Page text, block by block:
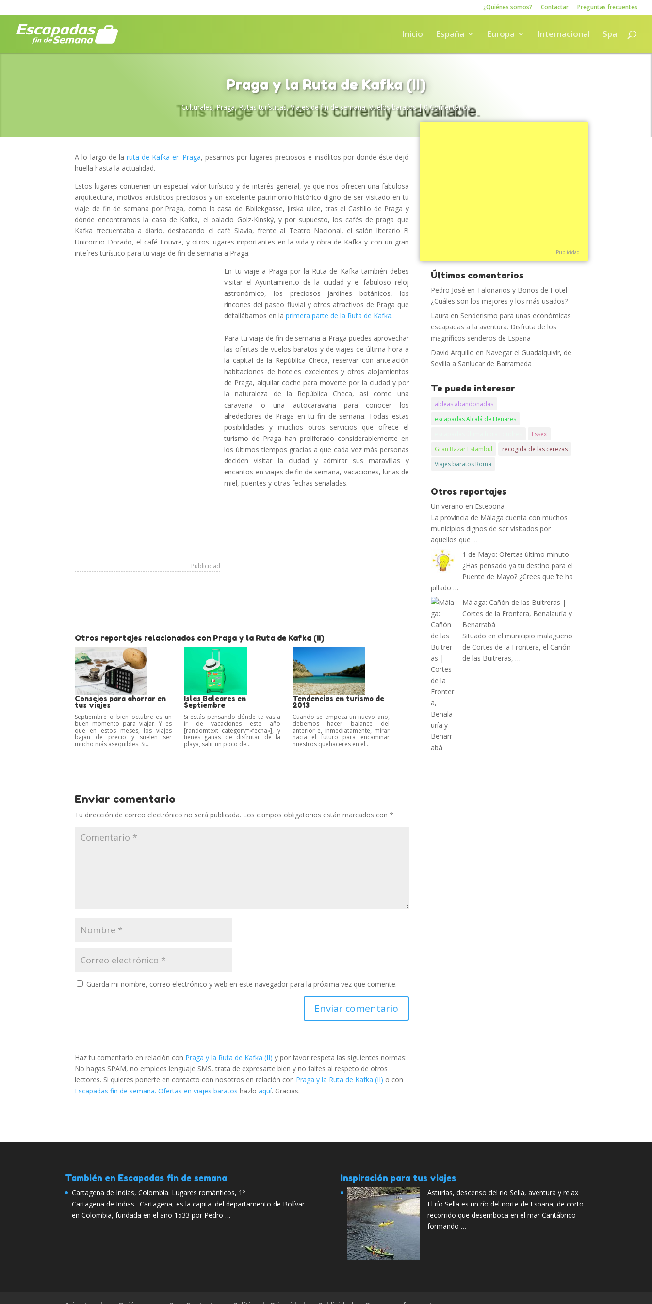
¿Quiénes somos? Contactar Preguntas frecuentes
Inicio España Europa Internacional Spa
Praga y la Ruta de Kafka (II)
Culturales,Praga,Rutas turísticas,Viajes de fin de semana,Vuelos baratos|0 Comentarios
A lo largo de la ruta de Kafka en Praga, pasamos por lugares preciosos e insólitos por donde éste dejó
huella hasta la actualidad.
Estos lugares contienen un especial valor turístico y de interés general, ya que nos ofrecen una fabulosa
arquitectura, motivos artísticos preciosos y un excelente patrimonio histórico digno de ser visitado en tu
viaje de fin de semana por Praga, como la casa de Bbilekgasse, Jirska ulice, tras el Castillo de Praga y
dónde encontramos la casa de Kafka, el palacio Golz-Kinský, y por supuesto, los cafés de praga que
Kafka frecuentaba a diario, destacando el café Slavia, frente al Teatro Nacional, el salón literario El
Unicornio Dorado, el café Louvre, y otros lugares importantes en la vida y obra de Kafka y con un gran
inte´res turístico para tu viaje de fin de semana a Praga.
Publicidad
En tu viaje a Praga por la Ruta de Kafka también debes
visitar el Ayuntamiento de la ciudad y el fabuloso reloj
astronómico, los preciosos jardines botánicos, los
rincones del paseo fluvial y otros atractivos de Praga que
detallábamos en la primera parte de la Ruta de Kafka.
Para tu viaje de fin de semana a Praga puedes aprovechar
las ofertas de vuelos baratos y de viajes de última hora a
la capital de la República Checa, reservar con antelación
habitaciones de hoteles excelentes y otros alojamientos
de Praga, alquilar coche para moverte por la ciudad y por
la naturaleza de la República Checa, así como una
caravana o una autocaravana para conocer los
alrededores de Praga en tu fin de semana. Todas estas
posibilidades y muchos otros servicios que ofrece el
turismo de Praga han proliferado considerablemente en
los últimos tiempos gracias a que cada vez más personas
deciden visitar la ciudad y admirar sus maravillas y
encantos en viajes de fin de semana, vacaciones, lunas de
miel, puentes y otras fechas señaladas.
Otros reportajes relacionados con Praga y la Ruta de Kafka (II)
Consejos para ahorrar en
tus viajes
Septiembre o bien octubre es un
buen momento para viajar. Y es
que en estos meses, los viajes
bajan de precio y suelen ser
mucho más asequibles. Si...
Islas Baleares en
Septiembre
Si estás pensando dónde te vas a
ir de vacaciones este año
[randomtext category=»fecha»], y
tienes ganas de disfrutar de la
playa, salir un poco de...
Tendencias en turismo de
2013
Cuando se empeza un nuevo año,
debemos hacer balance del
anterior e, inmediatamente, mirar
hacia el futuro para encaminar
nuestros quehaceres en el...
Enviar comentario
Tu dirección de correo electrónico no será publicada. Los campos obligatorios están marcados con*
Guarda mi nombre, correo electrónico y web en este navegador para la próxima vez que comente.
Haz tu comentario en relación con Praga y la Ruta de Kafka (II) y por favor respeta las siguientes normas:
No hagas SPAM, no emplees lenguaje SMS, trata de expresarte bien y no faltes al respeto de otros
lectores. Si quieres ponerte en contacto con nosotros en relación con Praga y la Ruta de Kafka (II) o con
Escapadas fin de semana. Ofertas en viajes baratos hazloaquí. Gracias.
Publicidad
Últimos comentarios
Pedro José en Talonarios y Bonos de Hotel
¿Cuáles son los mejores y los más usados?
Laura en Senderismo para unas económicas
escapadas a la aventura. Disfruta de los
magníficos senderos de España
David Arquillo en Navegar el Guadalquivir, de
Sevilla a Sanlucar de Barrameda
Te puede interesar
aldeas abandonadas
escapadas Alcalá de Henares
Essex
Gran Bazar Estambul
recogida de las cerezas
Viajes baratos Roma
Otros reportajes
Un verano en Estepona
La provincia de Málaga cuenta con muchos
municipios dignos de ser visitados por
aquellos que …
1 de Mayo: Ofertas último minuto
¿Has pensado ya tu destino para el
Puente de Mayo? ¿Crees que ‘te ha
pillado …
Málaga: Cañón de las Buitreras |
Cortes de la Frontera, Benalauría y
Benarrabá
Situado en el municipio malagueño
de Cortes de la Frontera, el Cañón
de las Buitreras, …
También en Escapadas fin de semana
Cartagena de Indias, Colombia. Lugares románticos, 1º
Cartagena de Indias. Cartagena, es la capital del departamento de Bolívar
en Colombia, fundada en el año 1533 por Pedro …
Inspiración para tus viajes
Asturias, descenso del rio Sella, aventura y relax
El río Sella es un río del norte de España, de corto
recorrido que desemboca en el mar Cantábrico
formando …